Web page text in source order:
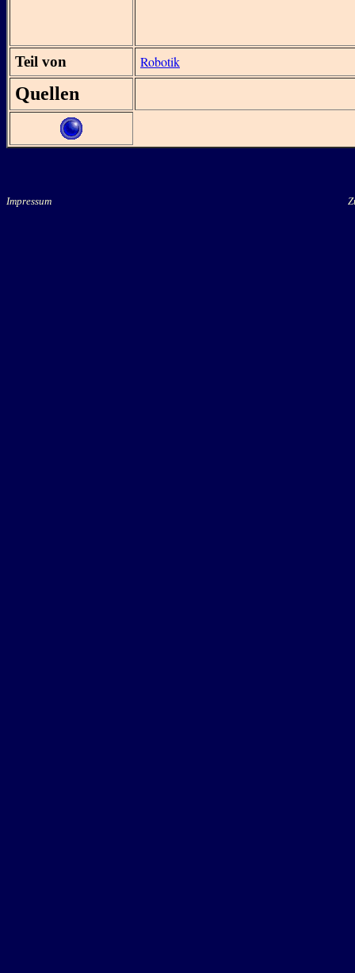
Teil von Robotik
Quellen
Impressum